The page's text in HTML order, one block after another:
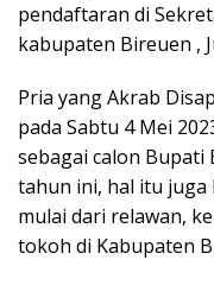
pendaftaran di
kabupaten Bireuen ,
Pria yang Akrab
pada Sabtu 4 Mei
sebagai calon Bupati
tahun ini, hal itu juga
mulai dari relawan,
tokoh di Kabupaten